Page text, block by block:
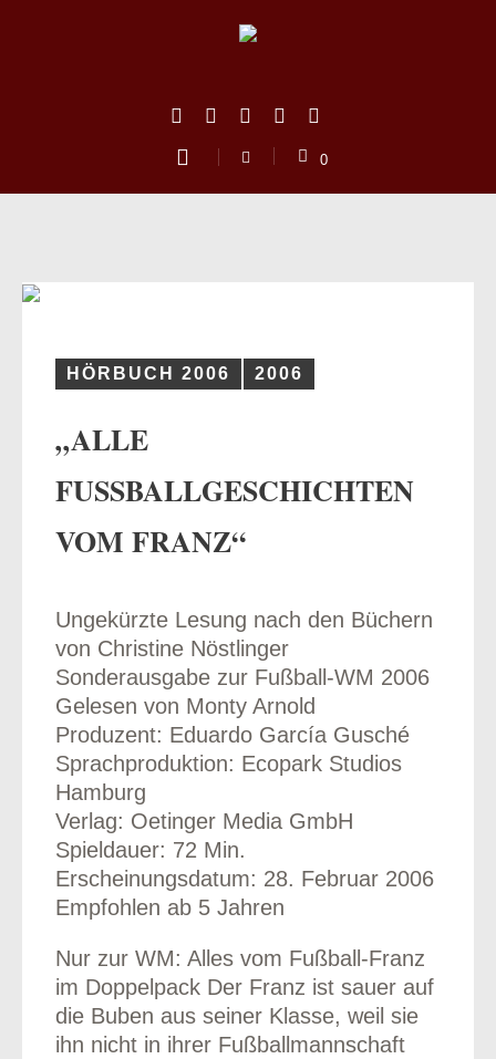
0
HÖRBUCH 2006 2006
„ALLE
FUSSBALLGESCHICHTEN V
OM FRANZ“
Ungekürzte Lesung nach den Büchern
von Christine Nöstlinger
Sonderausgabe zur Fußball-WM 2006
Gelesen von Monty Arnold
Produzent: Eduardo García Gusché
Sprachproduktion: Ecopark Studios
Hamburg
Verlag: Oetinger Media GmbH
Spieldauer: 72 Min.
Erscheinungsdatum: 28. Februar 2006
Empfohlen ab 5 Jahren
Nur zur WM: Alles vom Fußball-Franz
im Doppelpack Der Franz ist sauer auf
die Buben aus seiner Klasse, weil sie
ihn nicht in ihrer Fußballmannschaft